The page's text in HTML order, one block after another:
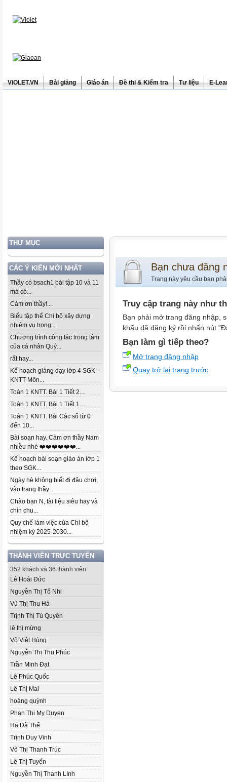
ViOLET.VN Bài giảng Giáo án Đề thi & Kiểm tra Tư liệu E-
THƯ MỤC
CÁC Ý KIẾN MỚI NHẤT
Thầy có bsach1 bài tập 10 và 11
mà có...
Cảm ơn thầy!...
Biểu tập thể Chi bộ xây dựng
nhiệm vụ trọng...
Chương trình công tác trọng tâm
của cá nhân Quý...
rất hay...
Kế hoạch giảng dạy lớp 4 SGK -
KNTT Môn...
Toán 1 KNTT. Bài 1 Tiết 2....
Toán 1 KNTT. Bài 1 Tiết 1....
Toán 1 KNTT. Bài Các số từ 0
đến 10...
Bài soạn hay. Cảm ơn thầy Nam
nhiều nhé ❤️❤️❤️❤️❤️❤️...
Kế hoạch bài soạn giáo án lớp 1
theo SGK...
Ngày hè không biết đi đâu chơi,
vào trang thầy...
Chào bạn N, tài liệu siêu hay và
chỉn chu...
Quy chế làm việc của Chi bộ
nhiệm kỳ 2025-2030...
THÀNH VIÊN TRỰC TUYẾN
352 khách và 36 thành viên
Lê Hoài Đức
Nguyễn Thị Tố Nhi
Vũ Thị Thu Hà
Trịnh Thị Tú Quyên
lê thị mừng
Võ Việt Hùng
Nguyễn Thị Thu Phúc
Trần Minh Đạt
Lê Phúc Quốc
Lê Thị Mai
hoàng quỳnh
Phan Thi My Duyen
Hà Dã Thế
Trịnh Duy Vinh
Võ Thị Thanh Trúc
Lê Thị Tuyến
Nguyễn Thị Thanh LInh
Bạn chưa đăng
Trang này yêu cầu bạn
Truy cập trang này như
Bạn phải mở trang đăng nhập,
khẩu đã đăng ký rồi nhấn nút
Bạn làm gì tiếp theo?
Mở trang đăng nhập
Quay trở lại trang trước